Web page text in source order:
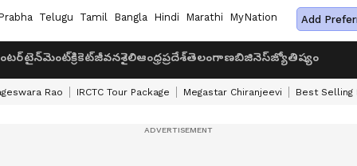
Telugu Tamil Bangla Hindi Marathi MyNation Add
క్రికెట్జీవనశైలిఆంధ్రప్రదేశ్తెలంగాణబిజినెస్జ్యోతిష్యం
Rao IRCTC Tour Package Megastar Chiranjeevi Best Selling